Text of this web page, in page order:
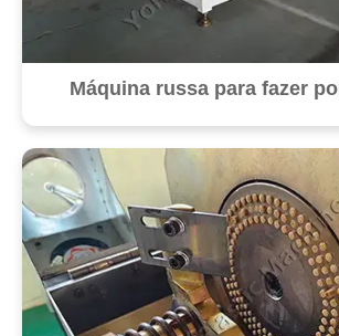
Máquina russa para fazer